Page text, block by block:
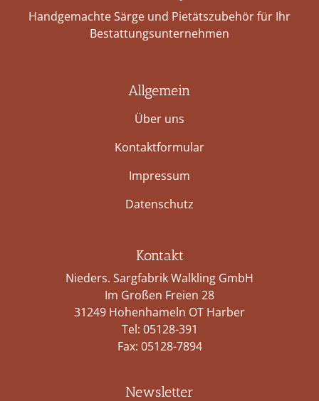
Handgemachte Särge und Pietätszubehör für Ihr
Bestattungs­unternehmen
Allgemein
Über uns
Kontaktformular
Impressum
Datenschutz
Kontakt
Nieders. Sargfabrik Walkling GmbH
Im Großen Freien 28
31249 Hohenhameln OT Harber
Tel: 05128-391
Fax: 05128-7894
Newsletter